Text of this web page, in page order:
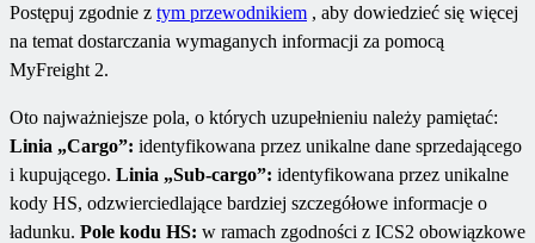
Postępuj zgodnie z tym przewodnikiem , aby dowiedzieć się więcej
na temat dostarczania wymaganych informacji za pomocą
MyFreight 2.
Oto najważniejsze pola, o których uzupełnieniu należy pamiętać:
Linia „Cargo”: identyfikowana przez unikalne dane sprzedającego
i kupującego. Linia „Sub-cargo”: identyfikowana przez unikalne
kody HS, odzwierciedlające bardziej szczegółowe informacje o
ładunku. Pole kodu HS: w ramach zgodności z ICS2 obowiązkowe